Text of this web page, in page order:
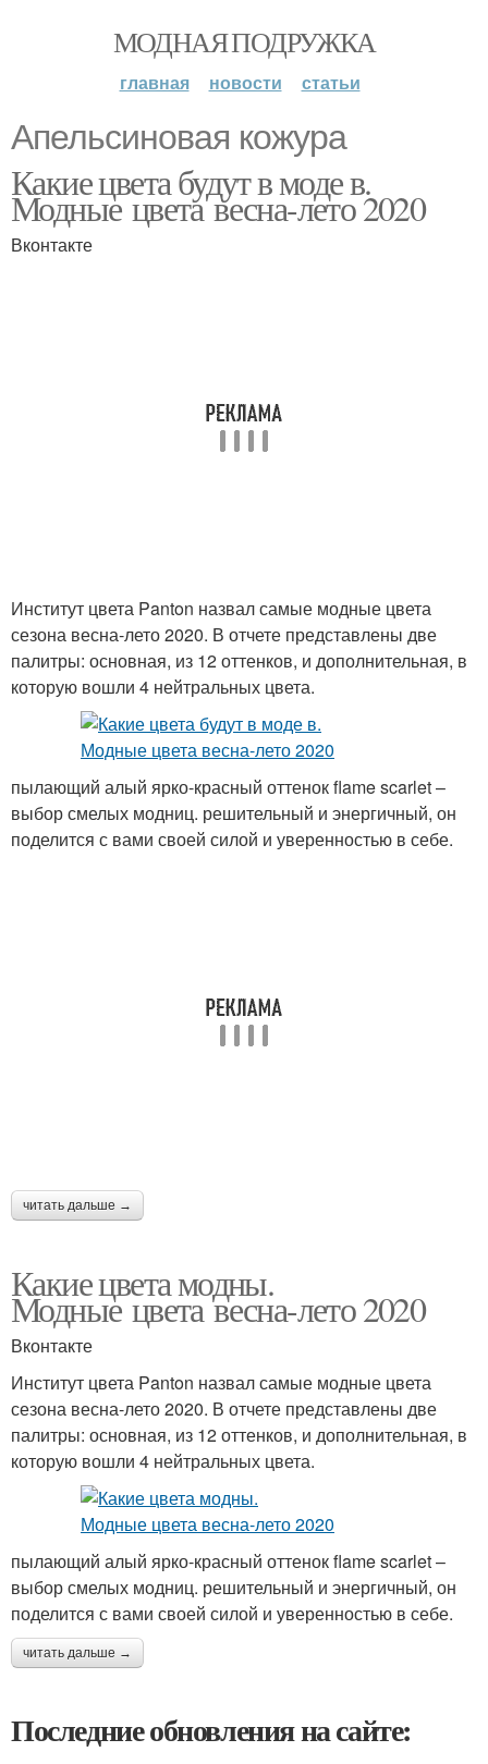
МОДНАЯ ПОДРУЖКА
главная новости статьи
Апельсиновая кожура
Какие цвета будут в моде в.
Модные цвета весна-лето 2020
Вконтакте
Институт цвета Panton назвал самые модные цвета
сезона весна-лето 2020. В отчете представлены две
палитры: основная, из 12 оттенков, и дополнительная, в
которую вошли 4 нейтральных цвета.
пылающий алый ярко-красный оттенок flame scarlet –
выбор смелых модниц. решительный и энергичный, он
поделится с вами своей силой и уверенностью в себе.
читать дальше →
Какие цвета модны.
Модные цвета весна-лето 2020
Вконтакте
Институт цвета Panton назвал самые модные цвета
сезона весна-лето 2020. В отчете представлены две
палитры: основная, из 12 оттенков, и дополнительная, в
которую вошли 4 нейтральных цвета.
пылающий алый ярко-красный оттенок flame scarlet –
выбор смелых модниц. решительный и энергичный, он
поделится с вами своей силой и уверенностью в себе.
читать дальше →
Последние обновления на сайте: